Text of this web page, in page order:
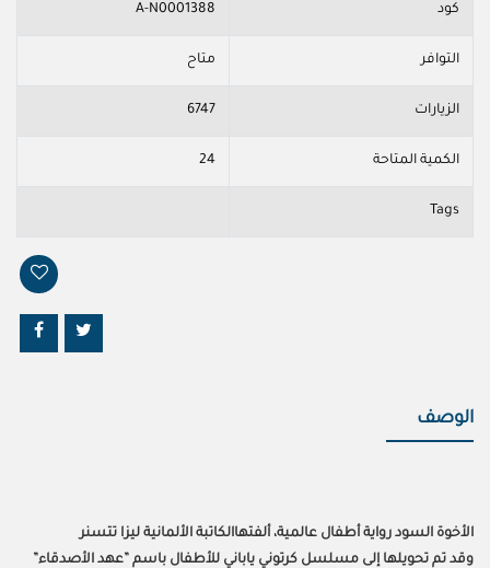
كود A-N0001388
التوافر متاح
الزيارات 6747
الكمية المتاحة 24
Tags
الوصف
الأخوة السود رواية أطفال عالمية، ألفتهاالكاتبة الألمانية ليزا تتسنر
وقد تم تحويلها إلى مسلسل كرتوني ياباني للأطفال باسم ”عهد الأصدقاء”